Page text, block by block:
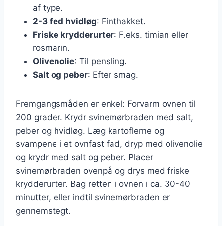
af type.
2-3 fed hvidløg: Finthakket.
Friske krydderurter: F.eks. timian eller
rosmarin.
Olivenolie: Til pensling.
Salt og peber: Efter smag.
Fremgangsmåden er enkel: Forvarm ovnen til
200 grader. Krydr svinemørbraden med salt,
peber og hvidløg. Læg kartoflerne og
svampene i et ovnfast fad, dryp med olivenolie
og krydr med salt og peber. Placer
svinemørbraden ovenpå og drys med friske
krydderurter. Bag retten i ovnen i ca. 30-40
minutter, eller indtil svinemørbraden er
gennemstegt.